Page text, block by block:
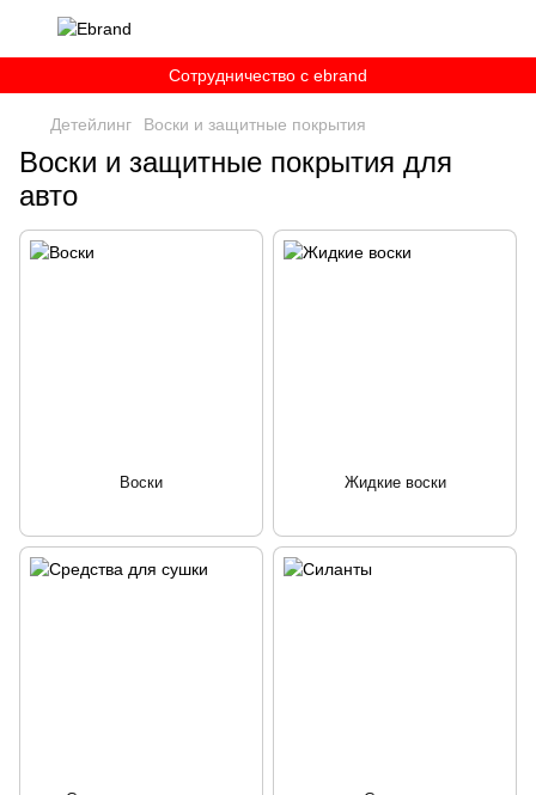
Сотрудничество c ebrand
Детейлинг Воски и защитные покрытия
Воски и защитные покрытия для
авто
Воски Жидкие воски